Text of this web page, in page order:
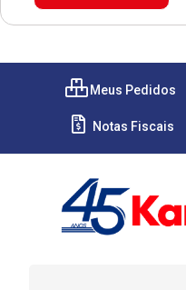
Meus Pedidos
Notas Fiscais